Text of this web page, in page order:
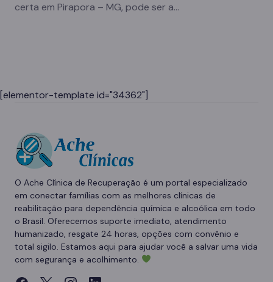
certa em Pirapora – MG, pode ser a…
[elementor-template id="34362"]
O Ache Clínica de Recuperação é um portal especializado
em conectar famílias com as melhores clínicas de
reabilitação para dependência química e alcoólica em todo
o Brasil. Oferecemos suporte imediato, atendimento
humanizado, resgate 24 horas, opções com convênio e
total sigilo. Estamos aqui para ajudar você a salvar uma vida
com segurança e acolhimento.